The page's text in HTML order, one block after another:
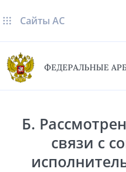
Сайты AC
ФЕДЕРАЛЬНЫЕ
Б.
связи с